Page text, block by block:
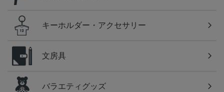
キーホルダー・アクセサリー
文房具
バラエティグッズ